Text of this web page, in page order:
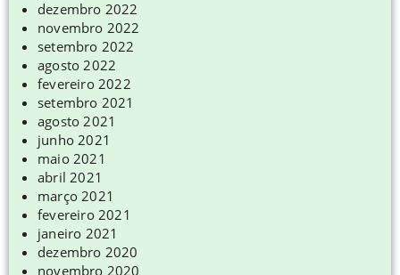
dezembro 2022
novembro 2022
setembro 2022
agosto 2022
fevereiro 2022
setembro 2021
agosto 2021
junho 2021
maio 2021
abril 2021
março 2021
fevereiro 2021
janeiro 2021
dezembro 2020
novembro 2020